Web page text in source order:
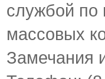
службой по
массовых
Замечания